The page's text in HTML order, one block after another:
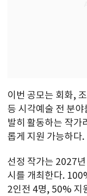
이번 공모는 회화,
등 시각예술 전 분
발히 활동하는 작가
롭게 지원 가능하다.
선정 작가는 2027
시를 개최한다.
2인전 4명, 50% 지